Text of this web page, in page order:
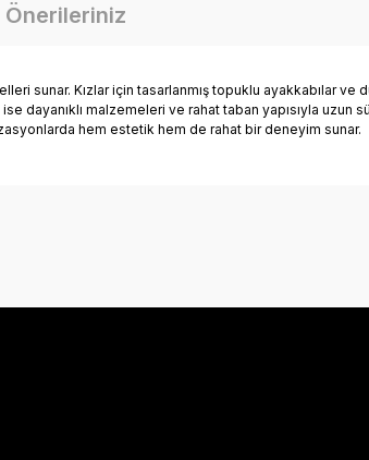
Önerileriniz
sunar. Kızlar için tasarlanmış topuklu ayakkabılar ve
malzemeleri ve rahat taban yapısıyla uzun
hem estetik hem de rahat bir deneyim sunar.